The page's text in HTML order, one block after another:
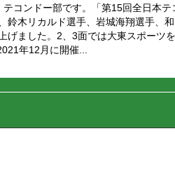
テコンドー部です。「第15回全日本
鈴木リカルド選手、岩城海翔選手、
げました。2、3面では大東スポーツ
年12月に開催...